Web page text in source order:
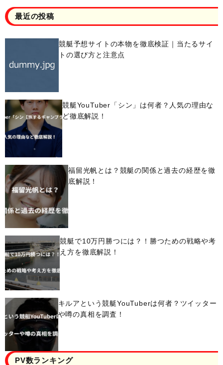
最近の投稿
競艇予想サイトの本物を徹底検証｜当たるサイ
トの選び方と注意点
競艇YouTuber「シン」は何者？人気の理由な
ど徹底解説！
福留光帆とは？競艇の関係と過去の経歴を徹
底解説！
競艇で10万円勝つには？！勝つための戦略や考
え方を徹底解説！
キルアという競艇YouTuberは何者？ツイッター
や噂の真相を調査！
PV数ランキング